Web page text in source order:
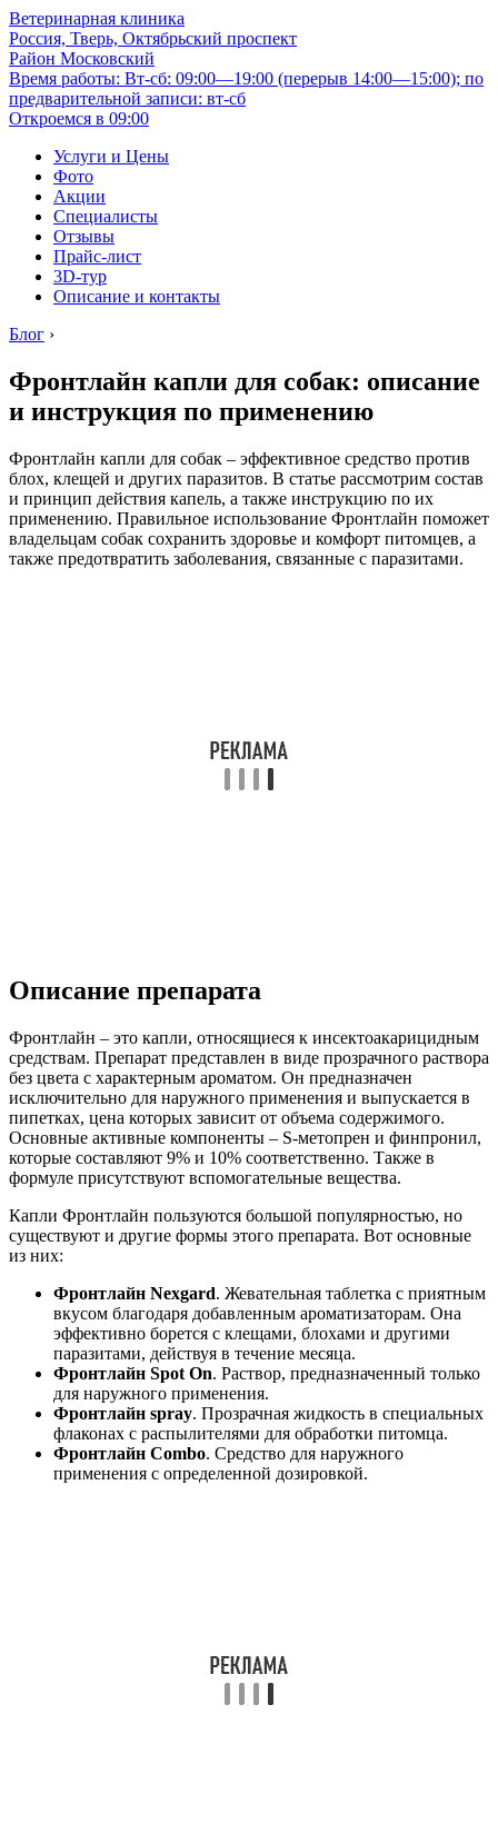
Ветеринарная клиника
Россия, Тверь, Октябрьский проспект
Район Московский
Время работы: Вт-сб: 09:00—19:00 (перерыв 14:00—15:00); по
предварительной записи: вт-сб
Откроемся в 09:00
Услуги и Цены
Фото
Акции
Специалисты
Отзывы
Прайс-лист
3D-тур
Описание и контакты
Блог ›
Фронтлайн капли для собак: описание
и инструкция по применению
Фронтлайн капли для собак – эффективное средство против
блох, клещей и других паразитов. В статье рассмотрим состав
и принцип действия капель, а также инструкцию по их
применению. Правильное использование Фронтлайн поможет
владельцам собак сохранить здоровье и комфорт питомцев, а
также предотвратить заболевания, связанные с паразитами.
Описание препарата
Фронтлайн – это капли, относящиеся к инсектоакарицидным
средствам. Препарат представлен в виде прозрачного раствора
без цвета с характерным ароматом. Он предназначен
исключительно для наружного применения и выпускается в
пипетках, цена которых зависит от объема содержимого.
Основные активные компоненты – S-метопрен и финпронил,
которые составляют 9% и 10% соответственно. Также в
формуле присутствуют вспомогательные вещества.
Капли Фронтлайн пользуются большой популярностью, но
существуют и другие формы этого препарата. Вот основные
из них:
Фронтлайн Nexgard. Жевательная таблетка с приятным
вкусом благодаря добавленным ароматизаторам. Она
эффективно борется с клещами, блохами и другими
паразитами, действуя в течение месяца.
Фронтлайн Spot On. Раствор, предназначенный только
для наружного применения.
Фронтлайн spray. Прозрачная жидкость в специальных
флаконах с распылителями для обработки питомца.
Фронтлайн Combo. Средство для наружного
применения с определенной дозировкой.